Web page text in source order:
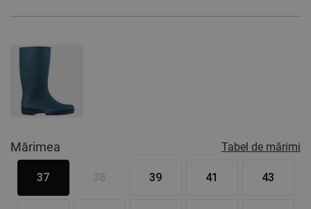
Mărimea Tabel de mărimi
37 39 41 43